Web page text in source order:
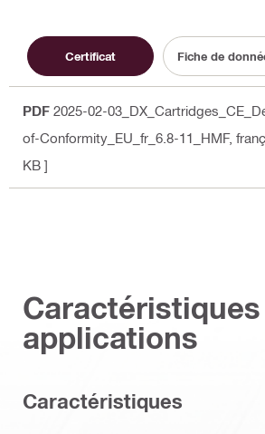
Certificat Fiche de
PDF 2025-02-
of-Conformity_EU_fr_6.8-11_HMF,
KB ]
applications
Caractéristiques